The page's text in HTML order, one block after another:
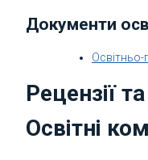
Документи
Рецензії
Освітні